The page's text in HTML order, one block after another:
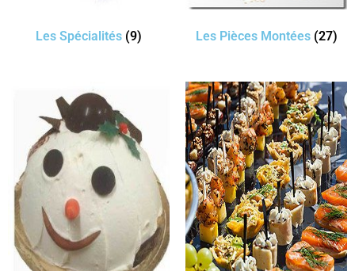
Les Spécialités (9) Les Pièces Montées (27)